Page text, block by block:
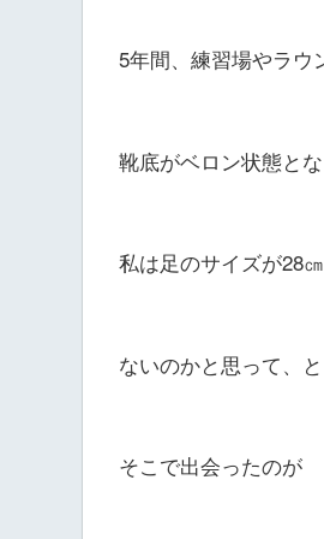
5年間、練習場やラウ
靴底がベロン状態と
私は足のサイズが28
ないのかと思って、
そこで出会ったのが